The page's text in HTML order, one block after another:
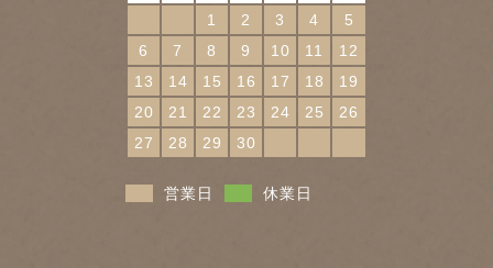
1
2 3 4
5
6
7 8 9 10 11
12
13
14 15 16 17 18
19
20
21 22 23 24 25
26
27
28 29 30
営業日 休業日